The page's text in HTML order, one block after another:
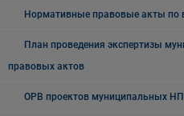
Нормативные правовые акты по
План проведения экспертизы
правовых актов
ОРВ проектов муниципальных